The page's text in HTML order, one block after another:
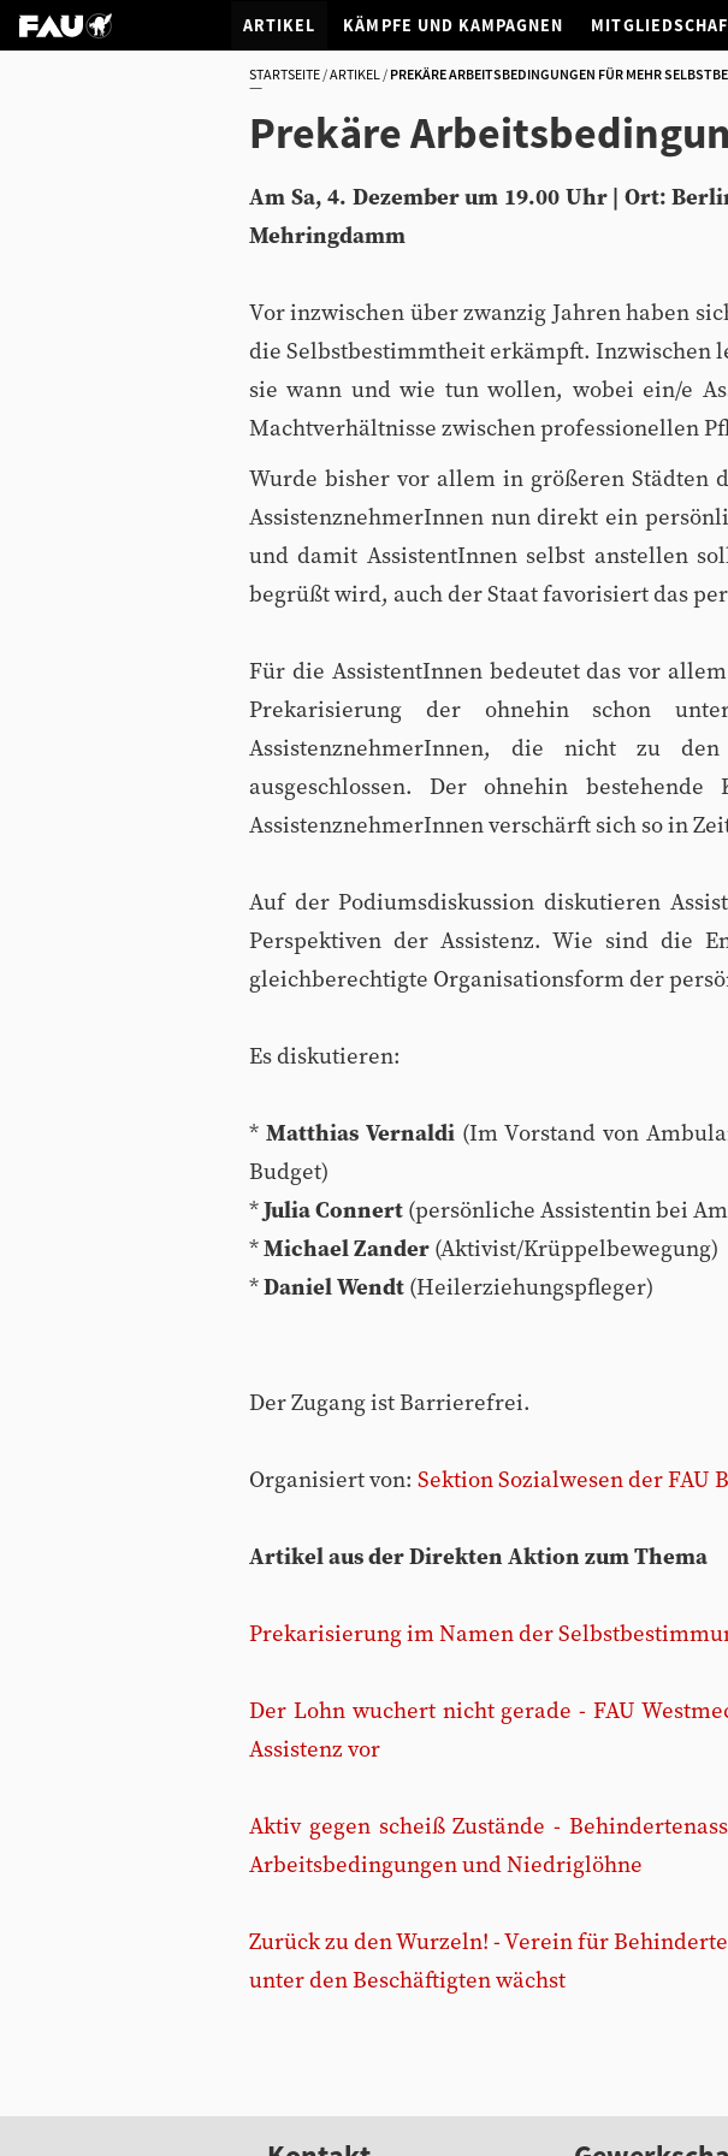
ARTIKEL KÄMPFE UND KAMPAGNEN
STARTSEITE ARTIKEL PREKÄRE ARBEITSBEDINGUNGEN FÜR MEHR
Prekäre
Am Sa, 4. Dezember um 19.00 Uhr | Ort:
Mehringdamm
Vor inzwischen über zwanzig Jahren haben
die Selbstbestimmtheit erkämpft. Inzwischen
sie wann und wie tun wollen, wobei ein/e
Machtverhältnisse zwischen professionellen
Wurde bisher vor allem in größeren Städten
AssistenznehmerInnen nun direkt ein
und damit AssistentInnen selbst anstellen
begrüßt wird, auch der Staat favorisiert das
Für die AssistentInnen bedeutet das vor
Prekarisierung der ohnehin schon
AssistenznehmerInnen, die nicht zu
ausgeschlossen. Der ohnehin
AssistenznehmerInnen verschärft sich so in
Auf der Podiumsdiskussion diskutieren
Perspektiven der Assistenz. Wie sind die
gleichberechtigte Organisationsform der
Es diskutieren:
*Matthias Vernaldi (Im Vorstand von
Budget)
*Julia Connert (persönliche Assistentin bei
*Michael Zander (Aktivist/Krüppelbewegung)
*Daniel Wendt (Heilerziehungspfleger)
Der Zugang ist Barrierefrei.
Organisiert von: Sektion Sozialwesen der FAU
Artikel aus der Direkten Aktion zum Thema
Prekarisierung im Namen der
Der Lohn wuchert nicht gerade - FAU
Assistenz vor
Aktiv gegen scheiß Zustände -
Arbeitsbedingungen und Niedriglöhne
Zurück zu den Wurzeln! - Verein für
unter den Beschäftigten wächst